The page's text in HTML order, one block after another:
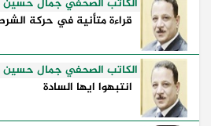
قراءة متأنية في حركة الشرطة
الكاتب الصحفي جمال حسين
انتبهوا ايها السادة